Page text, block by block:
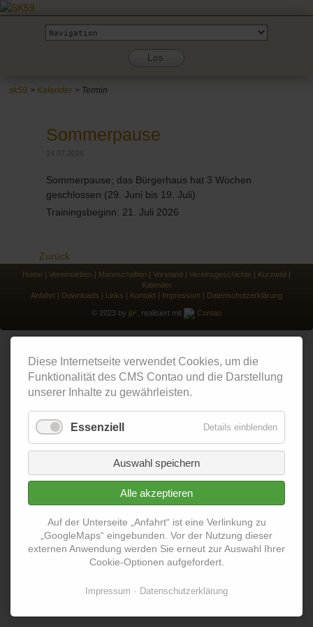
Zielseite
Los
sk59 Kalender Termin
Sommerpause
Sommerpause; das Bürgerhaus hat 3 Wochen
geschlossen (29. Juni bis 19. Juli)
Trainingsbeginn: 21. Juli 2026
Zurück
Home | Vereinsleben | Mannschaften | Vorstand | Vereinsgeschichte | Kurzweil |
Kalender
Anfahrt | Downloads | Links | Kontakt | Impressum | Datenschutzerklärung
© 2023 by jb² , realisiert mit Contao
Diese Internetseite verwendet Cookies, um die
Funktionalität des CMS Contao und die Darstellung
unserer Inhalte zu gewährleisten.
Essenziell Details einblenden
Auswahl speichern
Alle akzeptieren
Auf der Unterseite „Anfahrt“ ist eine Verlinkung zu
„GoogleMaps“ eingebunden. Vor der Nutzung dieser
externen Anwendung werden Sie erneut zur Auswahl Ihrer
Cookie-Optionen aufgefordert.
Impressum Datenschutzerklärung